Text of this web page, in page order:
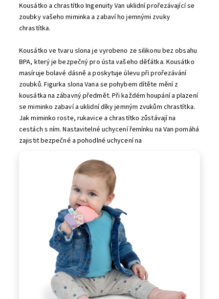
Kousátko a chrastítko Ingenuity Van uklidní prořezávající se
zoubky vašeho miminka a zabaví ho jemnými zvuky
chrastítka.
Kousátko ve tvaru slona je vyrobeno ze silikonu bez obsahu
BPA, který je bezpečný pro ústa vašeho děťátka. Kousátko
masíruje bolavé dásně a poskytuje úlevu při prořezávání
zoubků. Figurka slona Vana se pohybem dítěte mění z
kousátka na zábavný předmět. Při každém houpání a plazení
se miminko zabaví a uklidní díky jemným zvukům chrastítka.
Jak miminko roste, rukavice a chrastítko zůstávají na
cestách s ním. Nastavitelné uchycení řemínku na Van pomáhá
zajistit bezpečné a pohodlné uchycení na